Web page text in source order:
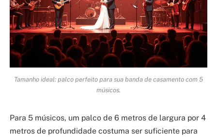
Tamanho ideal: palco perfeito para sua banda de casamento com 5
músicos.
Para 5 músicos, um palco de 6 metros de largura por 4
metros de profundidade costuma ser suficiente para